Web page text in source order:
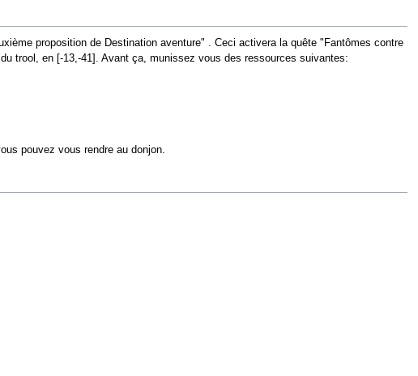
proposition de Destination aventure" . Ceci activera la quête "Fantômes contre
trool, en [-13,-41]. Avant ça, munissez vous des ressources suivantes:
pouvez vous rendre au donjon.